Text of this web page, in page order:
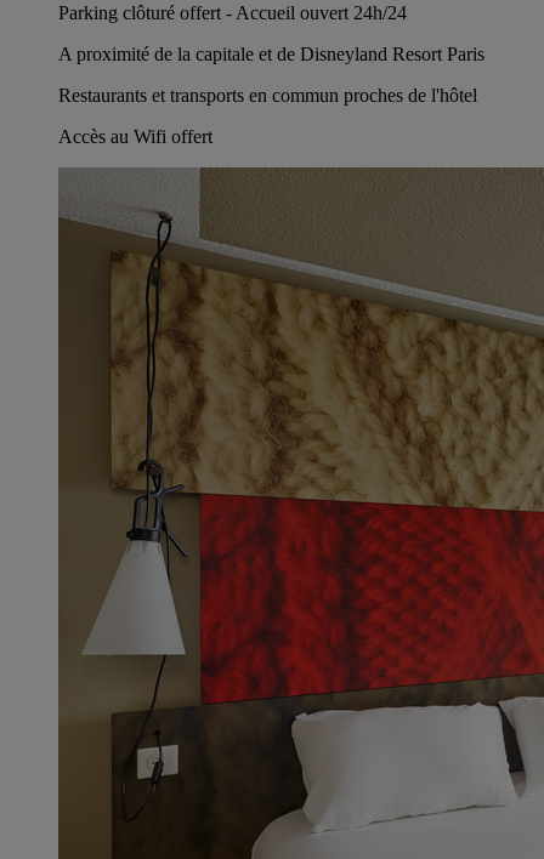
Parking clôturé offert - Accueil ouvert 24h/24
A proximité de la capitale et de Disneyland Resort Paris
Restaurants et transports en commun proches de l'hôtel
Accès au Wifi offert